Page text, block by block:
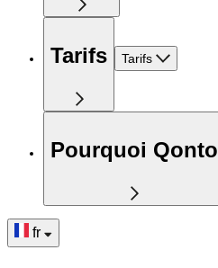
Tarifs Tarifs
Pourquoi Qonto
fr